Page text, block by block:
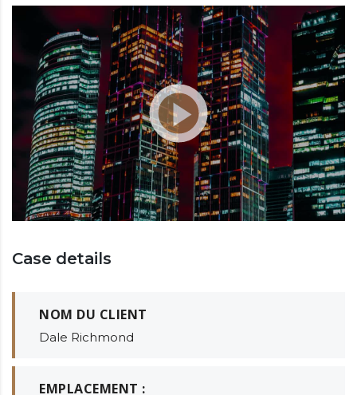
Case details
NOM DU CLIENT
Dale Richmond
EMPLACEMENT :